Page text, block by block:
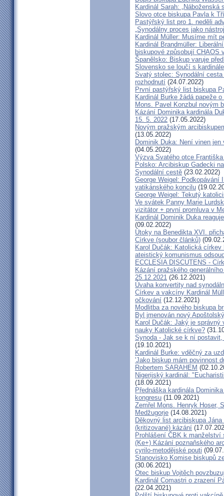
Kardinál Sarah: „Náboženská
Slovo otce biskupa Pavla k
Pastýřský list pro 1. neděli
„Synodálny proces jako
Kardinál Müller: Musíme mít
Kardinál Brandmüller:
biskupové způsobují CHAOS
Španělsko: Biskup varuje
Slovensko se loučí s
Svatý stolec: Synodální
rozhodnutí (24.07.2022)
První pastýřský list biskupa
Kardinál Burke žádá papeže
Mons. Pavel Konzbul novým
Kázání Dominika kardinála
15. 5. 2022 (17.05.2022)
Novým pražským
(13.05.2022)
Dominik Duka: Není vinen
(04.05.2022)
Výzva Svatého otce
Polsko: Arcibiskup Gadecki
Synodální cestě (23.02.2022)
George Weigel: Podkopávání
vatikánského koncilu
George Weigel: Tekutý
Ve svátek Panny Marie
vizitátor + první promluva v
Kardinál Dominik Duka
(09.02.2022)
Útoky na Benedikta XVI.
Církve (soubor článků)
Karol Dučák: Katolická církev
ateistický komunismus
ECCLESIA DISCUTENS -
Kázání pražského
25.12.2021 (26.12.2021)
Úvaha konvertity nad
Církev a vakcíny Kardinál
očkování (12.12.2021)
Modlitba za nového biskupa
Byl jmenován nový
Karol Dučák: Jaký je
nauky Katolické církve?
Synoda - Jak se k ní
(19.10.2021)
Kardinál Burke: vděčný za
'Jako biskup mám povinnost
Robertem SARAHEM
Nigerijský kardinál:
(18.09.2021)
Přednáška kardinála
kongresu (11.09.2021)
Zemřel Mons. Henryk Hoser,
Medžugorje (14.08.2021)
Děkovný list arcibiskupa
(kritizované) kázání
Prohlášení ČBK k manželství
(Ke+) Kázání poznaňského
cyrilo-metodějské pouti
Stanovisko Komise biskupů
(30.06.2021)
Otec biskup Vojtěch
Kardinál Comastri o zrazení
(22.04.2021)